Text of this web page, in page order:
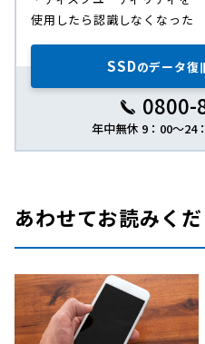
使用したら認識しなくなった
SSDのデータ復
0800-
年中無休 9：00～24
あわせてお読みく